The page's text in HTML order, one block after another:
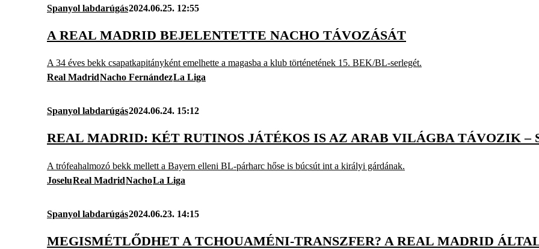
Spanyol labdarúgás2024.06.25. 12:55
A REAL MADRID BEJELENTETTE NACHO TÁVOZÁSÁT
A 34 éves bekk csapatkapitányként emelhette a magasba a klub történetének 15. BEK/BL-serlegét.
Real MadridNacho FernándezLa Liga
Spanyol labdarúgás2024.06.24. 15:12
REAL MADRID: KÉT RUTINOS JÁTÉKOS IS AZ ARAB VILÁGBA TÁVOZIK –
A trófeahalmozó bekk mellett a Bayern elleni BL-párharc hőse is búcsút int a királyi gárdának.
JoseluReal MadridNachoLa Liga
Spanyol labdarúgás2024.06.23. 14:15
MEGISMÉTLŐDHET A TCHOUAMÉNI-TRANSZFER? A REAL MADRID